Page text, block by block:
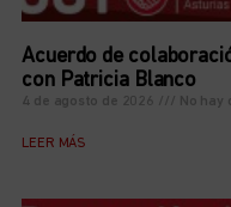
Acuerdo de
con Patricia Blanco
4 de agosto de 2026 No hay
LEER MÁS